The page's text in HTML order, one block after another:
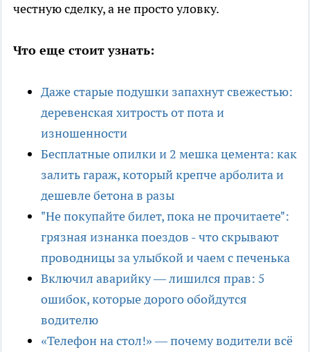
честную сделку, а не просто уловку.
Что еще стоит узнать:
Даже старые подушки запахнут свежестью:
деревенская хитрость от пота и
изношенности
Бесплатные опилки и 2 мешка цемента: как
залить гараж, который крепче арболита и
дешевле бетона в разы
"Не покупайте билет, пока не прочитаете":
грязная изнанка поездов - что скрывают
проводницы за улыбкой и чаем с печенька
Включил аварийку — лишился прав: 5
ошибок, которые дорого обойдутся
водителю
«Телефон на стол!» — почему водители всё